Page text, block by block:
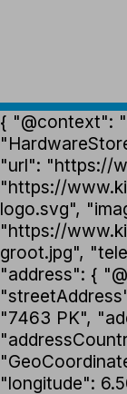
{ "@context":
"url": "https://
"https://
logo.svg",
"https://
groot.jpg",
"address": {
"7463 PK",
"longitude":